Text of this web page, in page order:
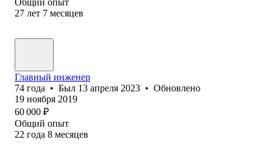
27 лет 7 месяцев
Главный инженер
74 года • Был 13 апреля 2023 • Обновлено
19 ноября 2019
60 000 ₽
Общий опыт
22 года 8 месяцев